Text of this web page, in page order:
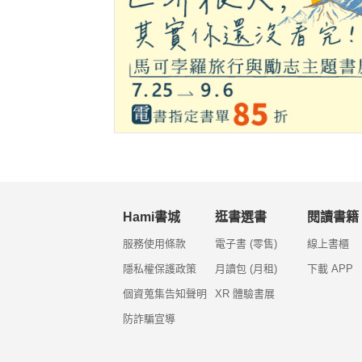
Hami書城
服務使用條款
隱私權保護政策
個資蒐集告知聲明
防詐騙宣導
逛書選書
電子書 (零售)
月讀包 (月租)
XR 體驗書展
閱讀書籍
線上書櫃
下載 APP